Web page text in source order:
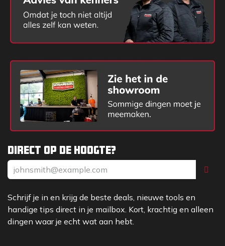
Direct op de hoogte?
Schrijf je in en krijg de beste deals, nieuwe tools en
handige tips direct in je mailbox. Kort, krachtig en alleen
dingen waar je echt wat aan hebt.